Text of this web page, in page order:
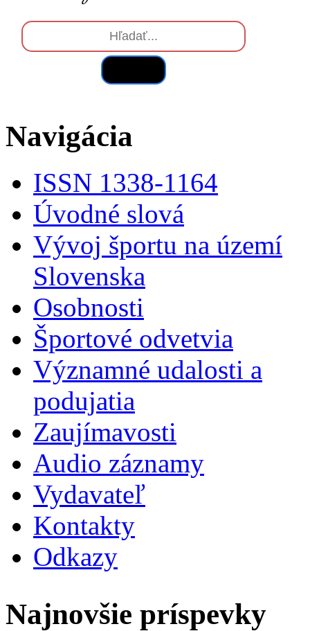
Navigácia
ISSN 1338-1164
Úvodné slová
Vývoj športu na území
Slovenska
Osobnosti
Športové odvetvia
Významné udalosti a
podujatia
Zaujímavosti
Audio záznamy
Vydavateľ
Kontakty
Odkazy
Najnovšie príspevky